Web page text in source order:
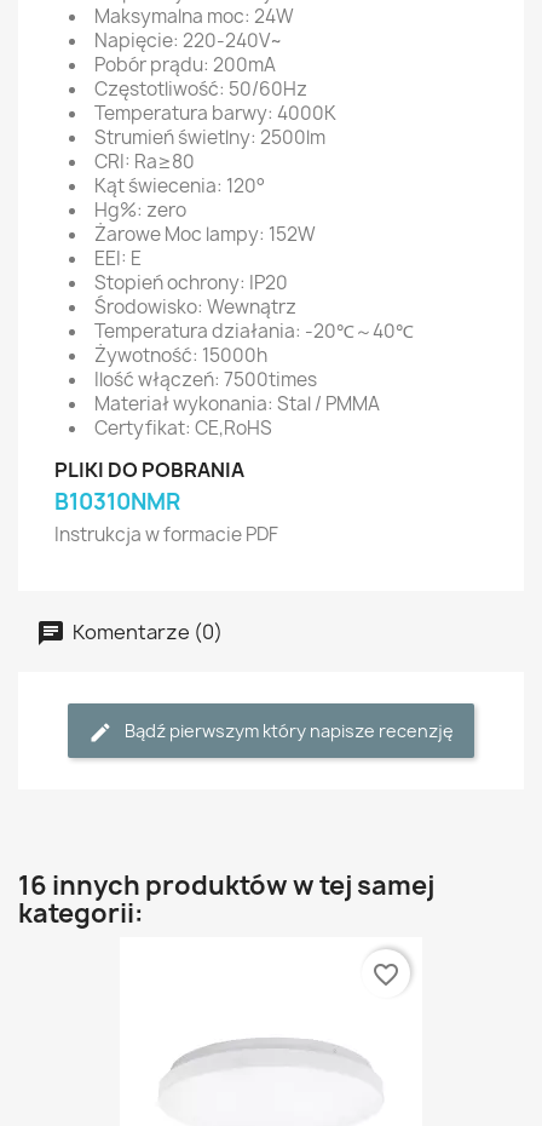
Maksymalna moc: 24W
Napięcie: 220-240V~
Pobór prądu: 200mA
Częstotliwość: 50/60Hz
Temperatura barwy: 4000K
Strumień świetlny: 2500lm
CRI: Ra≥80
Kąt świecenia: 120°
Hg%: zero
Żarowe Moc lampy: 152W
EEI: E
Stopień ochrony: IP20
Środowisko: Wewnątrz
Temperatura działania: -20℃～40℃
Żywotność: 15000h
Ilość włączeń: 7500times
Materiał wykonania: Stal / PMMA
Certyfikat: CE,RoHS
PLIKI DO POBRANIA
B10310NMR
Instrukcja w formacie PDF
Komentarze (0)
Bądź pierwszym który napisze recenzję
16 innych produktów w tej samej
kategorii:
favorite_border